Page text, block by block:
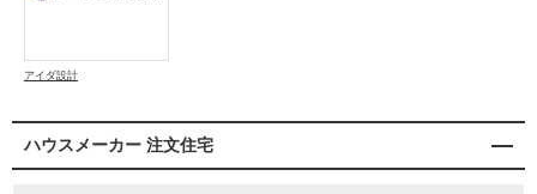
アイダ設計
ハウスメーカー 注文住宅